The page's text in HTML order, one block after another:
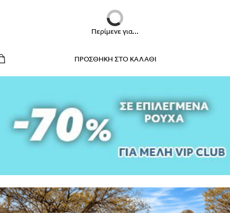
Περίμενε για...
ΠΡΟΣΘΉΚΗ ΣΤΟ ΚΑΛΆΘΙ
ΠΩΣ ΠΑΙΡΝΟΥΜΕ ΤΑ ΜΕΤΡΑΒΗΜΑ 1
ΕΣΩΡΟΥΧΑ ΓΙΑ ΜΕΤΑ ΤΟΝ ΤΟΚΕΤΟ – ΤΟ ΣΟΥΤΙΕΝ
ΒΗΜΑ 1
ΒΗΜΑ 2